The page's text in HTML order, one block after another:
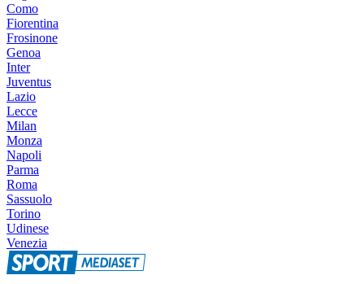
Como
Fiorentina
Frosinone
Genoa
Inter
Juventus
Lazio
Lecce
Milan
Monza
Napoli
Parma
Roma
Sassuolo
Torino
Udinese
Venezia